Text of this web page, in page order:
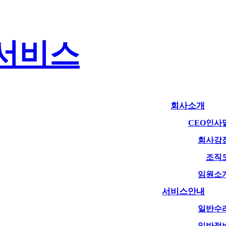
회사소개
CEO인사
회사강
조직
임원소
서비스안내
일반수